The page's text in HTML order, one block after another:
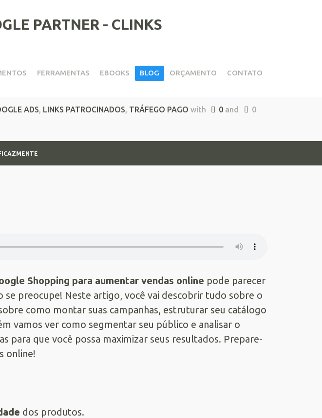
FERRAMENTAS EBOOKS BLOG ORÇAMENTO CONTATO
Shopping eficazmente
ADS, LINKS PATROCINADOS, TRÁFEGO PAGO with 0 and 0
Shopping para aumentar vendas online pode parecer
se preocupe! Neste artigo, você vai descobrir tudo sobre o
como montar suas campanhas, estruturar seu catálogo
vamos ver como segmentar seu público e analisar o
para que você possa maximizar seus resultados. Prepare-
online!
dos produtos.